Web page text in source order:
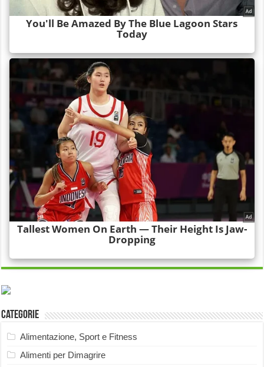
Categorie
Alimentazione, Sport e Fitness
Alimenti per Dimagrire